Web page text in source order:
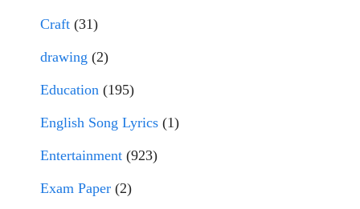
Craft (31)
drawing (2)
Education (195)
English Song Lyrics (1)
Entertainment (923)
Exam Paper (2)